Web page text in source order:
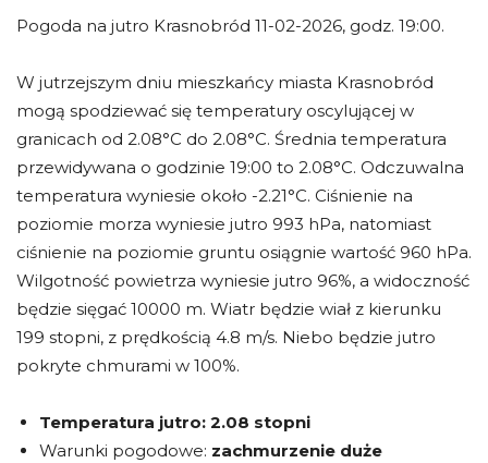
Pogoda na jutro Krasnobród 11-02-2026, godz. 19:00.
W jutrzejszym dniu mieszkańcy miasta Krasnobród
mogą spodziewać się temperatury oscylującej w
granicach od 2.08°C do 2.08°C. Średnia temperatura
przewidywana o godzinie 19:00 to 2.08°C. Odczuwalna
temperatura wyniesie około -2.21°C. Ciśnienie na
poziomie morza wyniesie jutro 993 hPa, natomiast
ciśnienie na poziomie gruntu osiągnie wartość 960 hPa.
Wilgotność powietrza wyniesie jutro 96%, a widoczność
będzie sięgać 10000 m. Wiatr będzie wiał z kierunku
199 stopni, z prędkością 4.8 m/s. Niebo będzie jutro
pokryte chmurami w 100%.
Temperatura jutro: 2.08 stopni
Warunki pogodowe: zachmurzenie duże